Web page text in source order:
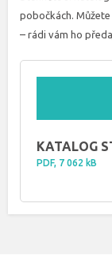
pobočkách.
– rádi vám ho
KATALOG
PDF, 7 062 kB